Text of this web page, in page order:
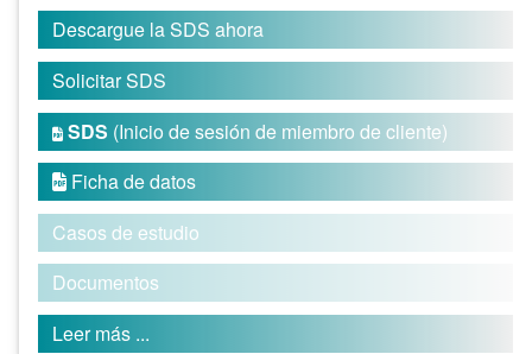
Descargue la SDS ahora
Solicitar SDS
 SDS (Inicio de sesión de miembro de cliente)
 Ficha de datos
Casos de estudio
Documentos
Leer más ...